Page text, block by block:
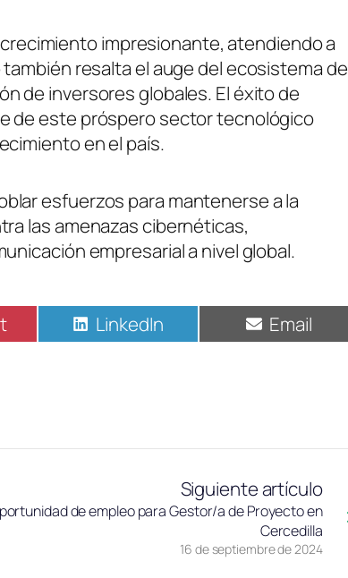
impresionante, atendiendo a
resalta el auge del ecosistema de
de inversores globales. El éxito de
de este próspero sector tecnológico
en el país.
esfuerzos para mantenerse a la
las amenazas cibernéticas,
empresarial a nivel global.
LinkedIn Email
Siguiente artículo
16 de septiembre de 2024
de empleo para Gestor/a de Proyecto en
Cercedilla